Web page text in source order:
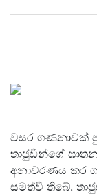
වසර ගණනාවක්
තාජුඩීන්ගේ
අනාවරණය කර
සමත්වී තිබේ.